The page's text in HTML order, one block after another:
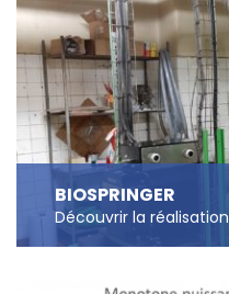
BIOSPRINGER
Découvrir la réalisation